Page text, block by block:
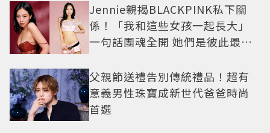
Jennie親揭BLACKPINK私下關
係！「我和這些女孩一起長大」
一句話團魂全開 她們是彼此最強
父親節送禮告別傳統禮品！超有
意義男性珠寶成新世代爸爸時尚
首選